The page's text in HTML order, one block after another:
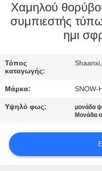
ΠΟΙΟΤΙΚΌΣ
ΈΛΕΓΧΟΣ
ΜΑΣ
ΕΛΆΤΕ
ΕΠΑΦΉ
ΜΕ
ΕΙΔΉΣΕΙΣ
Χαμηλού
συμπιεστής
ημι
Τόπος
καταγωγής:
Μάρκα: SNOW-
Υψηλό φως: μονάδα
Μονάδα